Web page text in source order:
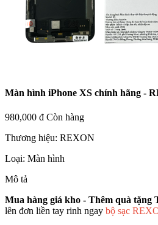
Màn hình iPhone XS chính hãng -
980,000 đ Còn hàng
Thương hiệu: REXON
Loại: Màn hình
Mô tả
Mua hàng giá kho - Thêm quà tặng
lên đơn liền tay rinh ngay bộ sạc